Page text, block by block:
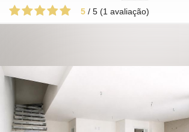
5 / 5 (1 avaliação)